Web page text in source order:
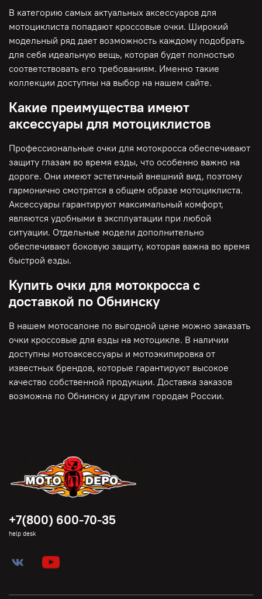
В категорию самых актуальных аксессуаров для
мотоциклиста попадают кроссовые очки. Широкий
модельный ряд дает возможность каждому подобрать
для себя идеальную вещь, которая будет полностью
соответствовать его требованиям. Именно такие
коллекции доступны на выбор на нашем сайте.
Какие преимущества имеют
аксессуары для мотоциклистов
Профессиональные очки для мотокросса обеспечивают
защиту глазам во время езды, что особенно важно на
дороге. Они имеют эстетичный внешний вид, поэтому
гармонично смотрятся в общем образе мотоциклиста.
Аксессуары гарантируют максимальный комфорт,
являются удобными в эксплуатации при любой
ситуации. Отдельные модели дополнительно
обеспечивают боковую защиту, которая важна во время
быстрой езды.
Купить очки для мотокросса с
доставкой по Обнинску
В нашем мотосалоне по выгодной цене можно заказать
очки кроссовые для езды на мотоцикле. В наличии
доступны мотоаксессуары и мотоэкипировка от
известных брендов, которые гарантируют высокое
качество собственной продукции. Доставка заказов
возможна по Обнинску и другим городам России.
+7(800) 600-70-35
help desk